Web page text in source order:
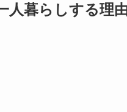
暮らしする理